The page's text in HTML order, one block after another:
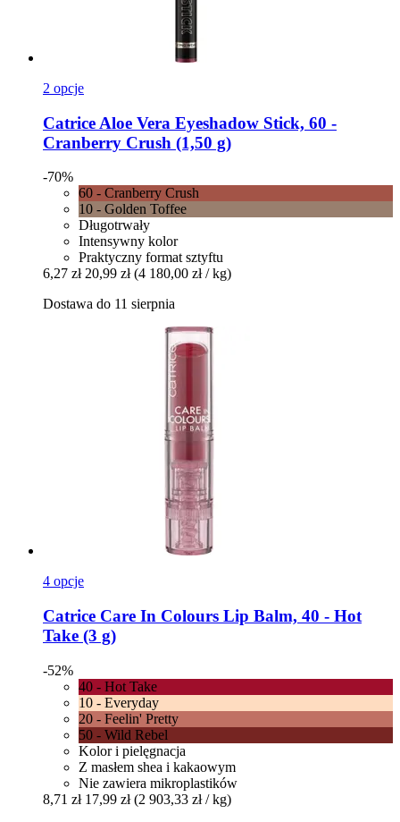
2 opcje
Catrice Aloe Vera Eyeshadow Stick, 60 -​
Cranberry Crush (1,50 g)
-70%
60 - Cranberry Crush
10 - Golden Toffee
Długotrwały
Intensywny kolor
Praktyczny format sztyftu
6,27 zł 20,99 zł (4 180,00 zł / kg)
Dostawa do 11 sierpnia
4 opcje
Catrice Care In Colours Lip Balm, 40 -​ Hot
Take (3 g)
-52%
40 - Hot Take
10 - Everyday
20 - Feelin' Pretty
50 - Wild Rebel
Kolor i pielęgnacja
Z masłem shea i kakaowym
Nie zawiera mikroplastików
8,71 zł 17,99 zł (2 903,33 zł / kg)